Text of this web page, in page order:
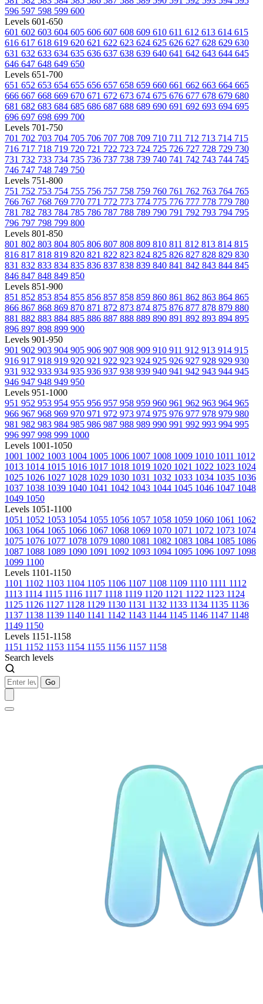
596 597 598 599 600
Levels 601-650
601 602 603 604 605 606 607 608 609 610 611 612 613 614 615
616 617 618 619 620 621 622 623 624 625 626 627 628 629 630
631 632 633 634 635 636 637 638 639 640 641 642 643 644 645
646 647 648 649 650
Levels 651-700
651 652 653 654 655 656 657 658 659 660 661 662 663 664 665
666 667 668 669 670 671 672 673 674 675 676 677 678 679 680
681 682 683 684 685 686 687 688 689 690 691 692 693 694 695
696 697 698 699 700
Levels 701-750
701 702 703 704 705 706 707 708 709 710 711 712 713 714 715
716 717 718 719 720 721 722 723 724 725 726 727 728 729 730
731 732 733 734 735 736 737 738 739 740 741 742 743 744 745
746 747 748 749 750
Levels 751-800
751 752 753 754 755 756 757 758 759 760 761 762 763 764 765
766 767 768 769 770 771 772 773 774 775 776 777 778 779 780
781 782 783 784 785 786 787 788 789 790 791 792 793 794 795
796 797 798 799 800
Levels 801-850
801 802 803 804 805 806 807 808 809 810 811 812 813 814 815
816 817 818 819 820 821 822 823 824 825 826 827 828 829 830
831 832 833 834 835 836 837 838 839 840 841 842 843 844 845
846 847 848 849 850
Levels 851-900
851 852 853 854 855 856 857 858 859 860 861 862 863 864 865
866 867 868 869 870 871 872 873 874 875 876 877 878 879 880
881 882 883 884 885 886 887 888 889 890 891 892 893 894 895
896 897 898 899 900
Levels 901-950
901 902 903 904 905 906 907 908 909 910 911 912 913 914 915
916 917 918 919 920 921 922 923 924 925 926 927 928 929 930
931 932 933 934 935 936 937 938 939 940 941 942 943 944 945
946 947 948 949 950
Levels 951-1000
951 952 953 954 955 956 957 958 959 960 961 962 963 964 965
966 967 968 969 970 971 972 973 974 975 976 977 978 979 980
981 982 983 984 985 986 987 988 989 990 991 992 993 994 995
996 997 998 999 1000
Levels 1001-1050
1001 1002 1003 1004 1005 1006 1007 1008 1009 1010 1011 1012
1013 1014 1015 1016 1017 1018 1019 1020 1021 1022 1023 1024
1025 1026 1027 1028 1029 1030 1031 1032 1033 1034 1035 1036
1037 1038 1039 1040 1041 1042 1043 1044 1045 1046 1047 1048
1049 1050
Levels 1051-1100
1051 1052 1053 1054 1055 1056 1057 1058 1059 1060 1061 1062
1063 1064 1065 1066 1067 1068 1069 1070 1071 1072 1073 1074
1075 1076 1077 1078 1079 1080 1081 1082 1083 1084 1085 1086
1087 1088 1089 1090 1091 1092 1093 1094 1095 1096 1097 1098
1099 1100
Levels 1101-1150
1101 1102 1103 1104 1105 1106 1107 1108 1109 1110 1111 1112
1113 1114 1115 1116 1117 1118 1119 1120 1121 1122 1123 1124
1125 1126 1127 1128 1129 1130 1131 1132 1133 1134 1135 1136
1137 1138 1139 1140 1141 1142 1143 1144 1145 1146 1147 1148
1149 1150
Levels 1151-1158
1151 1152 1153 1154 1155 1156 1157 1158
Search levels
Go